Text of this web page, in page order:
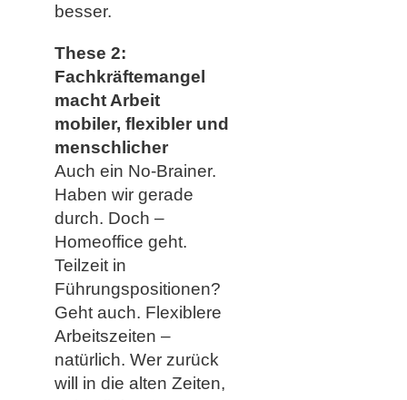
besser.
These 2:
Fachkräftemangel
macht Arbeit
mobiler, flexibler und
menschlicher
Auch ein No-Brainer.
Haben wir gerade
durch. Doch –
Homeoffice geht.
Teilzeit in
Führungspositionen?
Geht auch. Flexiblere
Arbeitszeiten –
natürlich. Wer zurück
will in die alten Zeiten,